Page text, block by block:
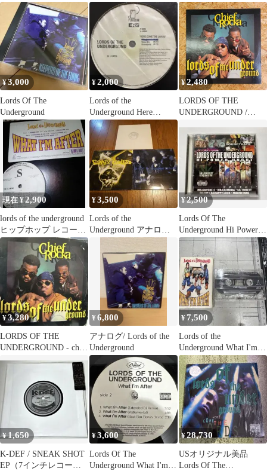
Child
The Lords Y58065
Pendulum Records
/00250
Childレコード
¥3,000
Lords Of The
Underground
¥2,000
Lords of the
Underground Here
Come〜レコード
¥2,480
LORDS OF THE
UNDERGROUND /
Pendulum Records / 0-
66302
現在 ¥2,900
lords of the underground
ヒップホップ レコード
廃盤
¥3,500
Lords of the
Underground アナログ
¥2,500
Lords Of The
Underground Hi Power
Uncut
¥3,280
LORDS OF THE
UNDERGROUND - cheif
rocka
¥6,800
アナログ/ Lords of the
Underground
¥ 7,500
Lords of the
Underground What I'm
After
¥1,650
K-DEF / SNEAK SHOT
EP（7インチレコー
¥3,600
Lords Of The
Underground What I'm
¥28,730
USオリジナル美品
Lords Of The